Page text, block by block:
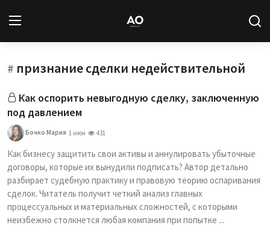
Вход Регистрация
Новости
Статьи
Авторы
Архив
База знаний
# признание сделки недействительной
Как оспорить невыгодную сделку, заключенную
под давлением
Бочко Мария 1 июн 431
Как бизнесу защитить свои активы и аннулировать убыточные
договоры, которые их вынудили подписать? Автор детально
разбирает судебную практику и правовую теорию оспаривания
сделок. Читатель получит четкий анализ главных
процессуальных и материальных сложностей, с которыми
неизбежно столкнется любая компания при попытке ...